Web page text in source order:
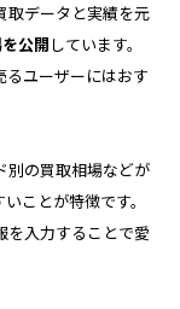
取データと実績を元
公開 しています。
るユーザーにはおす
別の買取相場などが
ことが特徴です。
を入力することで愛